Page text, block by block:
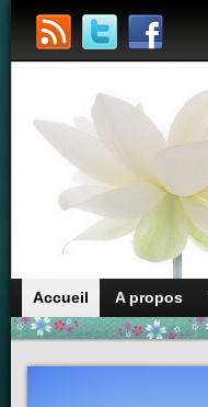
Accueil A propos